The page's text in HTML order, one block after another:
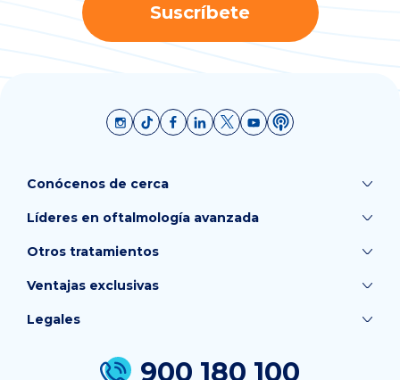
Suscríbete
Conócenos de cerca
Líderes en oftalmología avanzada
Otros tratamientos
Ventajas exclusivas
900 180 100
Legales